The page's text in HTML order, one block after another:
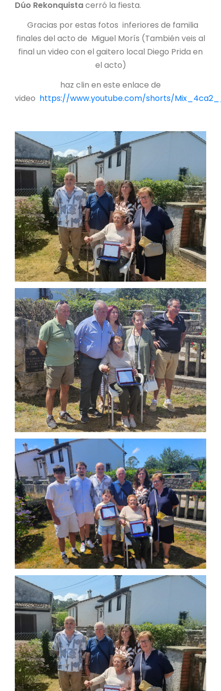
Dúo Rekonquistacerró la fiesta.
Gracias por estas fotos inferiores de familia
finales del acto de Miguel Morís (También veis al
final un video con el gaitero local Diego Prida en
el acto)
haz clin en este enlace de
video https://www.youtube.com/shorts/